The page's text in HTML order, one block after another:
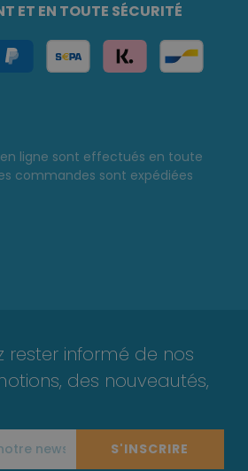
ET EN TOUTE SÉCURITÉ
ligne sont effectués en toute
commandes sont expédiées
rester informé de nos
des nouveautés,
S'INSCRIRE